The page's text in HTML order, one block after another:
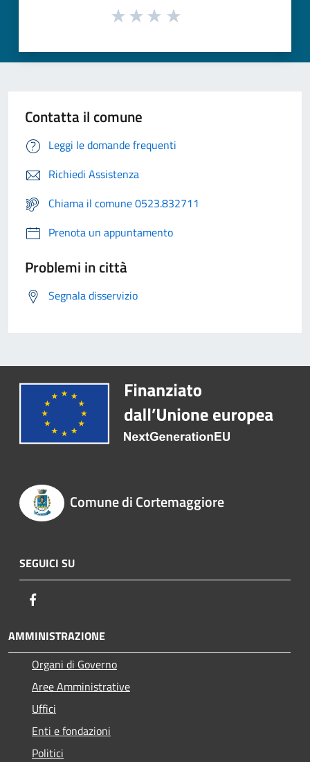
Contatta il comune
Leggi le domande frequenti
Richiedi Assistenza
Chiama il comune 0523.832711
Prenota un appuntamento
Problemi in città
Segnala disservizio
Comune di Cortemaggiore
SEGUICI SU
AMMINISTRAZIONE
Organi di Governo
Aree Amministrative
Uffici
Enti e fondazioni
Politici